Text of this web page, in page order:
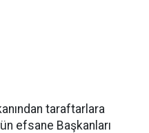
taraftarlara
efsane Başkanları